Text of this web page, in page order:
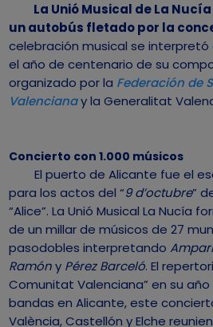
La Unió Musical de La
un autobús fletado por la
celebración musical se
el año de centenario de su
organizado por la Federación de
Valencianay la Generalitat
Concierto con 1.000 músicos
El puerto de Alicante fue el
para los actos del “9 d’octubre”
“Alice”. La Unió Musical La
de un millar de músicos de 27
pasodobles interpretando
RamónyPérez Barceló. El
Comunitat Valenciana” en su
bandas en Alicante, este
València, Castellón y Elche